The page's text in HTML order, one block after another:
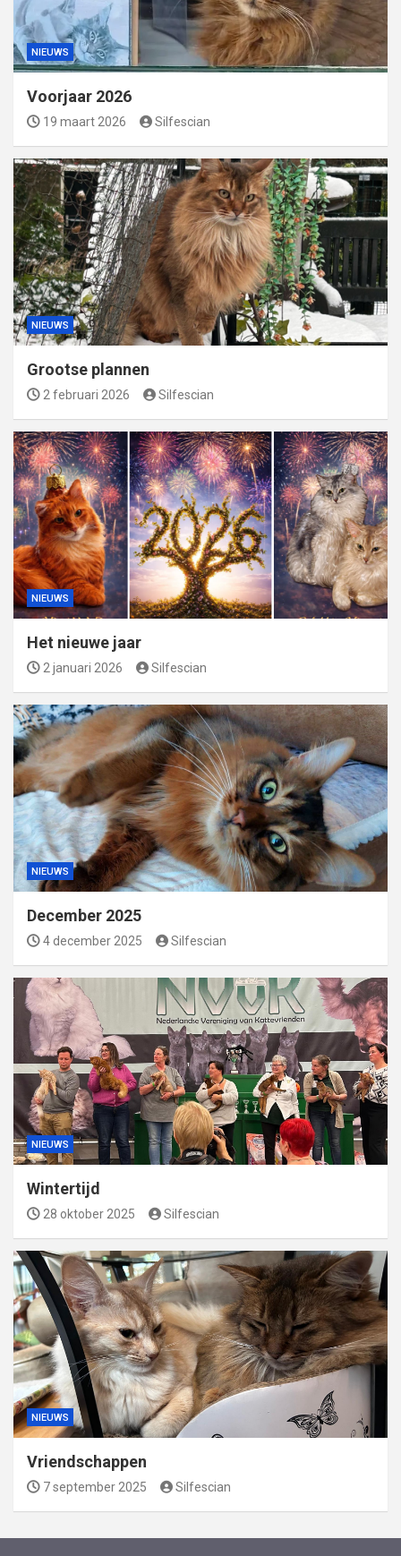
NIEUWS
Voorjaar 2026
19 maart 2026 Silfescian
NIEUWS
Grootse plannen
2 februari 2026 Silfescian
NIEUWS
Het nieuwe jaar
2 januari 2026 Silfescian
NIEUWS
December 2025
4 december 2025 Silfescian
NIEUWS
Wintertijd
28 oktober 2025 Silfescian
NIEUWS
Vriendschappen
7 september 2025 Silfescian